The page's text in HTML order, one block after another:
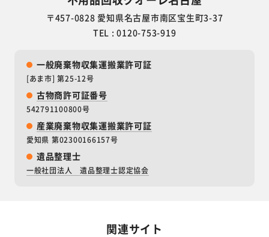
〒457-0828 愛知県名古屋市南区宝生町3-37
TEL : 0120-753-919
一般廃棄物収集運搬業許可証
[あま市] 第25-12号
古物商許可証番号
542791100800号
産業廃棄物収集運搬業許可証
愛知県 第02300166157号
遺品整理士
一般社団法人 遺品整理士認定協会
関連サイト